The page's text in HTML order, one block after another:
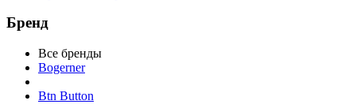
Бренд
Все бренды
Bogerner
Btn Button